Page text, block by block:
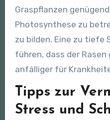
Graspflanzen
Photosynthese zu
zu bilden. Eine zu tiefe
führen, dass der
anfälliger für
Tipps zur
Stress und